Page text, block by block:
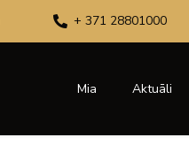
+ 371 28801000
Mia Aktuāli